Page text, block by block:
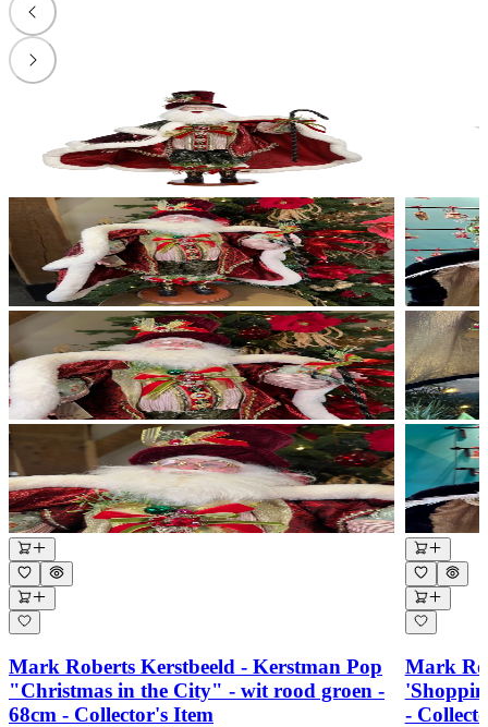
Mark Roberts Kerstbeeld - Kerstman Pop
"Christmas in the City" - wit rood groen -
68cm - Collector's Item
Mark
-